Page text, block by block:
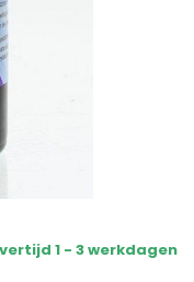
1 - 3 werkdagen